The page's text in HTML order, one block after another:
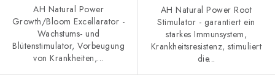
AH Natural Power
Growth/Bloom Excellarator -
Wachstums- und
Blütenstimulator, Vorbeugung
von Krankheiten,...
AH Natural Power Root
Stimulator - garantiert ein
starkes Immunsystem,
Krankheitsresistenz, stimuliert
die...